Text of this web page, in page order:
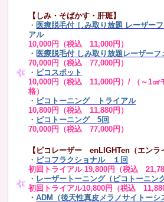
【しみ・そばかす・肝斑】
・ 医療脱毛付 しみ取り放題 レーザー
アル
10,000円（税込 11,000円）
・ 医療脱毛付 しみ取り放題レーザーフ
70,000円（税込 77,000円）
・ ピコスポット
10,000円（税込 11,000円）/ （～1㎠
格）
・ ピコトーニング トライアル
10,800円（税込 11,880円）
・ ピコトーニング 5回
70,000円（税込 77,000円）
【ピコレーザー enLIGHTen（エンラ
・ ピコフラクショナル １回
初回トライアル 19,800円（税込
・ レーザートーニング（ピコトーニ
初回トライアル10,800円（税込 11,880
・ADM（後天性真皮メラノサイトーシ